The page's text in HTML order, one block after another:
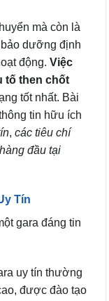
mà còn là
dưỡng định
động. Việc
tố then chốt
tốt nhất. Bài
tin hữu ích
, các tiêu chí
đầu tại
Tín
gara đáng tin
uy tín thường
được đào tạo